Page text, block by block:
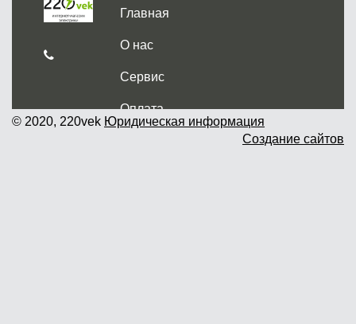
Главная
О нас
Сервис
Оплата
Доставка и самовывоз
© 2020, 220vek Юридическая информация
Создание сайтов